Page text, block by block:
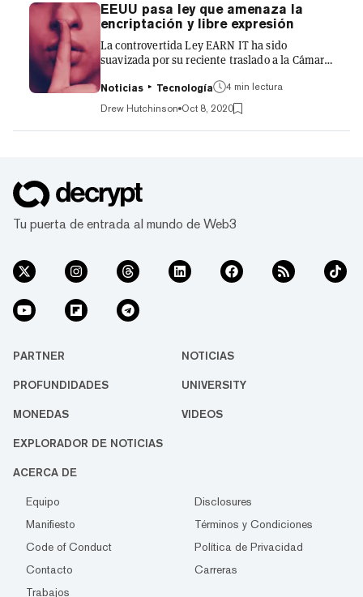
EEUU pasa ley que amenaza la
encriptación y libre expresión
La controvertida Ley EARN IT ha sido
suavizada por su reciente traslado a la Cámara
los expertos en encriptación y criptografía
siguen haciéndose eco de lo que han dicho
durante meses: La legislación que podría
regular la Internet es inherentemente
proveedores de plataformas en línea, desde
Facebook hasta los pequeños propietarios de...
Noticias Tecnología
4 min lectura
Drew Hutchinson Oct 8, 2020
Tu puerta de entrada al mundo de Web3
PARTNER NOTICIAS
PROFUNDIDADES UNIVERSITY
MONEDAS VIDEOS
EXPLORADOR DE NOTICIAS
ACERCA DE
Equipo
Disclosures
Manifiesto
Términos y Condiciones
Code of Conduct
Política de Privacidad
Contacto
Carreras
Trabajos